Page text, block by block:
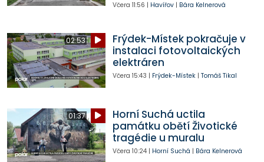
Včera 11:56 | Havířov| Bára Kelnerová
02:53
Frýdek-Místek pokračuje v
instalaci fotovoltaických
elektráren
Včera 15:43 | Frýdek-Místek| Tomáš Tikal
01:37
Horní Suchá uctila
památku obětí Životické
tragédie u muralu
Včera 10:24| Horní Suchá | Bára Kelnerová